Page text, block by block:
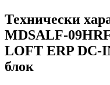
Технически
MDSALF-
LOFT ERP DC-
блок